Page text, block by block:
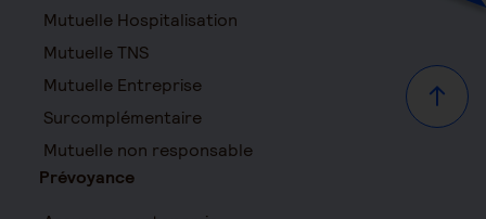
Haut
Mutuelle Hospitalisation
Mutuelle TNS
Mutuelle Entreprise
Surcomplémentaire
Mutuelle non responsable
Prévoyance